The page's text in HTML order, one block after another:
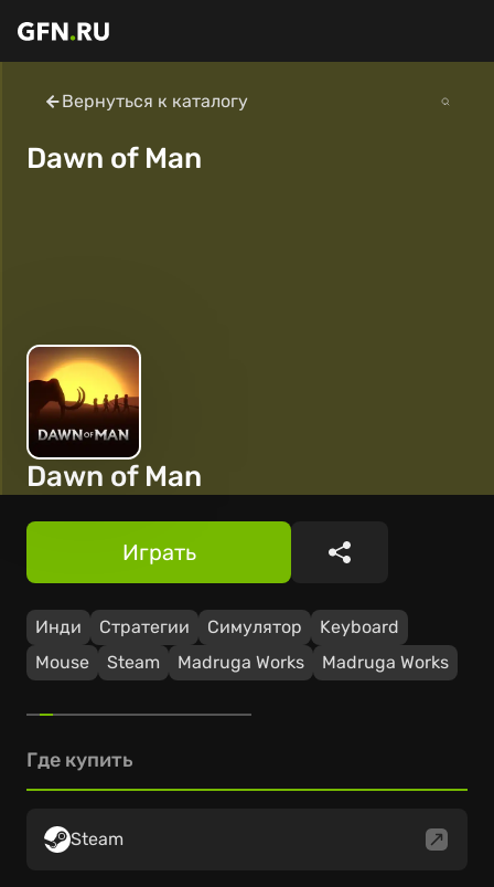
Вернуться к каталогу
Dawn of Man
Dawn of Man
Инди Стратегии Симулятор
Keyboard
Mouse
Steam Madruga Works Madruga Works
Играть Поделиться
Где купить
Steam